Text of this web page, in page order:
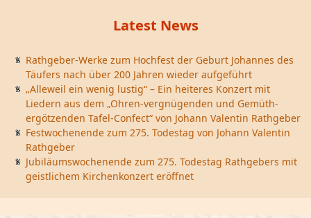
Latest News
Rathgeber-Werke zum Hochfest der Geburt Johannes des
Täufers nach über 200 Jahren wieder aufgeführt
„Alleweil ein wenig lustig“ – Ein heiteres Konzert mit
Liedern aus dem „Ohren-vergnügenden und Gemüth-
ergötzenden Tafel-Confect“ von Johann Valentin Rathgeber
Festwochenende zum 275. Todestag von Johann Valentin
Rathgeber
Jubiläumswochenende zum 275. Todestag Rathgebers mit
geistlichem Kirchenkonzert eröffnet